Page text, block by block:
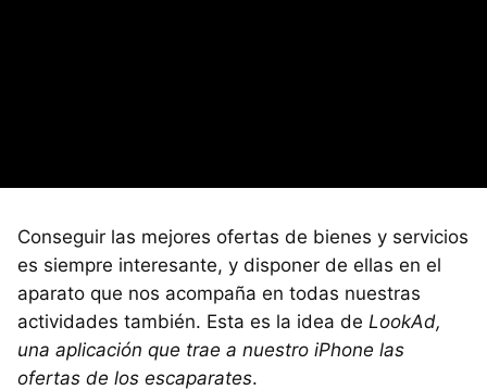
Conseguir las mejores ofertas de bienes y servicios
es siempre interesante, y disponer de ellas en el
aparato que nos acompaña en todas nuestras
actividades también. Esta es la idea de LookAd,
una aplicación que trae a nuestro iPhone las
ofertas de los escaparates.